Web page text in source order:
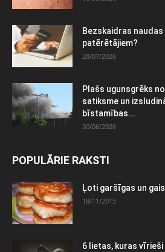
Bezskaidras
patērētājiem?
28/07/2026
Plašs ugunsgrēks
satiksme un
bīstamības...
30/06/2026
POPULĀRIE RAKSTI
Ļoti garšīgas un
18/11/2015
6 lietas, kuras